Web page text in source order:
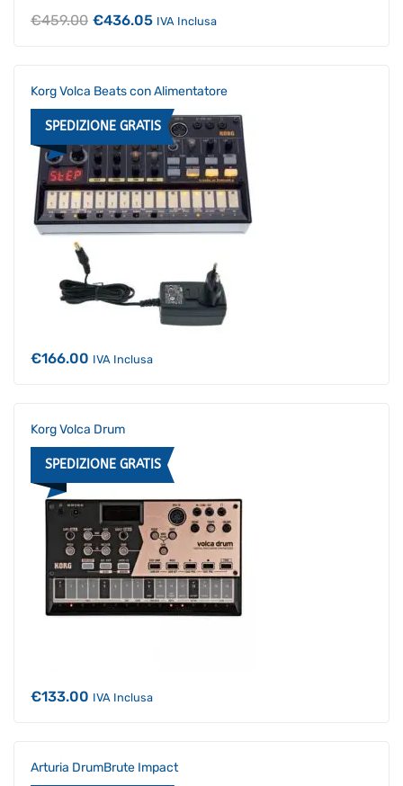
€459.00 Il
€436.05IlIVA Inclusa
Korg Volca Beats con Alimentatore
SPEDIZIONE GRATIS
€166.00 IVA Inclusa
Korg Volca Drum
SPEDIZIONE GRATIS
€133.00 IVA Inclusa
Arturia DrumBrute Impact